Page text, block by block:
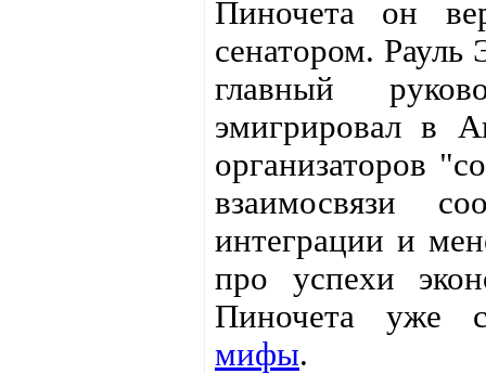
Пиночета он
сенатором.
главный
эмигрировал в
организаторов
взаимосвязи
интеграции и
про успехи
Пиночета уже
мифы.